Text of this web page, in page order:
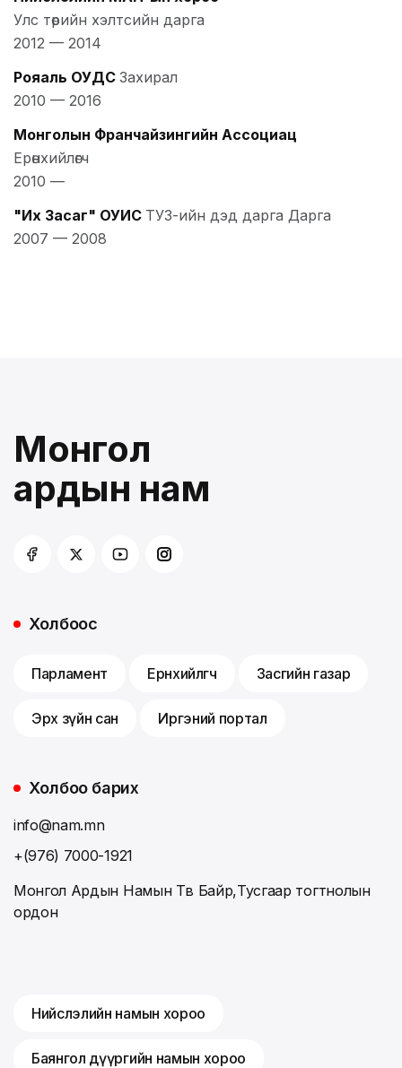
Улс төрийн хэлтсийн дарга
2012 — 2014
Рояаль ОУДС Захирал
2010 — 2016
Монголын Франчайзингийн Ассоциац
Ерөнхийлөгч
2010 —
"Их Засаг" ОУИС ТУЗ-ийн дэд дарга Дарга
2007 — 2008
Монгол
ардын нам
Холбоос
Парламент Ерөнхийлөгч Засгийн газар
Эрх зүйн сан Иргэний портал
Холбоо барих
info@nam.mn
+(976) 7000-1921
Монгол Ардын Намын Төв Байр,Тусгаар тогтнолын
ордон
Нийслэлийн намын хороо
Баянгол дүүргийн намын хороо